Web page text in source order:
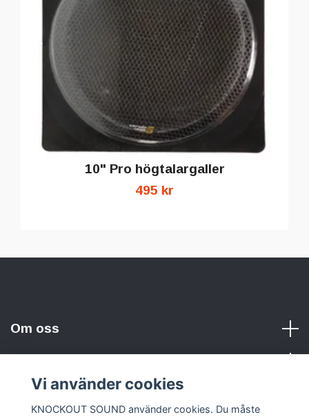
10" Pro högtalargaller
495 kr
Om oss
Sociala medier
Vi använder cookies
KNOCKOUT SOUND använder cookies. Du måste